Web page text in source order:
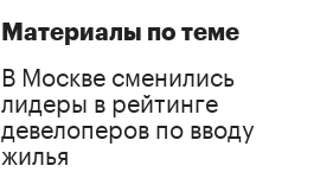
Материалы по теме
В Москве сменились
лидеры в рейтинге
девелоперов по вводу
жилья